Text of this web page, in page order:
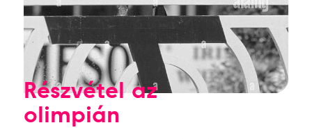
Részvétel az
olimpián